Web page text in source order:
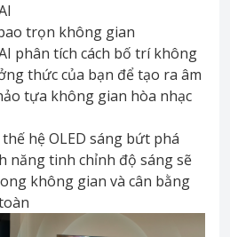
trọn không gian
phân tích cách bố trí không
thức của bạn để tạo ra âm
tựa không gian hòa nhạc
hệ OLED sáng bứt phá
năng tinh chỉnh độ sáng sẽ
không gian và cân bằng